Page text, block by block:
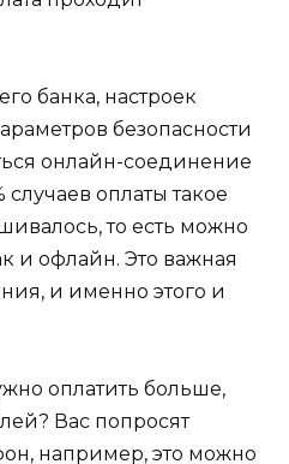
банка, настроек
безопасности
онлайн-соединение
оплаты такое
то есть можно
и офлайн. Это важная
и именно этого и
оплатить больше,
Вас попросят
например, это можно